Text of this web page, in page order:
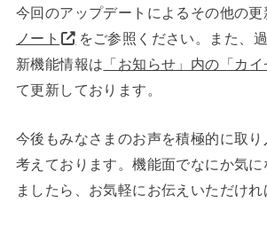
今回のアップデートによるその他の
ノート
をご参照ください。また、
新機能情報は 「お知らせ」内の「カイ
て更新しております。
今後もみなさまのお声を積極的に取
考えております。機能面でなにか気
ましたら、お気軽にお伝えいただけれ